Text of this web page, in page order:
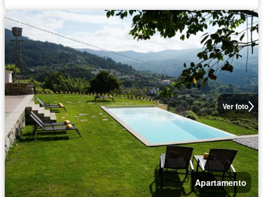
Ver foto
Apartamento